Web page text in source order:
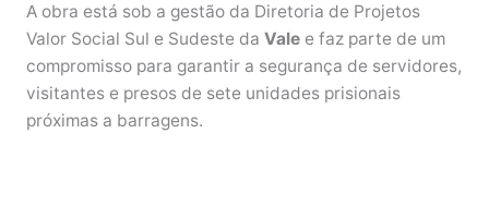
A obra está sob a gestão da Diretoria de Projetos
Valor Social Sul e Sudeste da Valee faz parte de um
compromisso para garantir a segurança de servidores,
visitantes e presos de sete unidades prisionais
próximas a barragens.